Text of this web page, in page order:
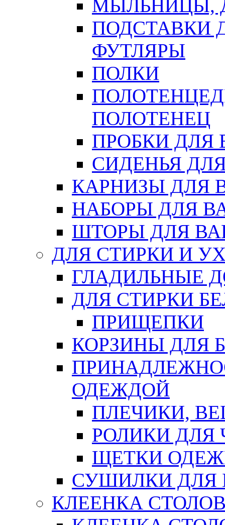
МЫЛЬНИЦЫ,
ПОДСТАВКИ
ФУТЛЯРЫ
ПОЛКИ
ПОЛОТЕНЕЦ
ПРОБКИ ДЛЯ
СИДЕНЬЯ
КАРНИЗЫ ДЛЯ
НАБОРЫ ДЛЯ
ШТОРЫ ДЛЯ
ДЛЯ СТИРКИ И
ГЛАДИЛЬНЫЕ
ДЛЯ СТИРКИ
ПРИЩЕПКИ
КОРЗИНЫ ДЛЯ
ОДЕЖДОЙ
ПЛЕЧИКИ,
РОЛИКИ ДЛЯ
ЩЕТКИ
СУШИЛКИ ДЛЯ
КЛЕЕНКА